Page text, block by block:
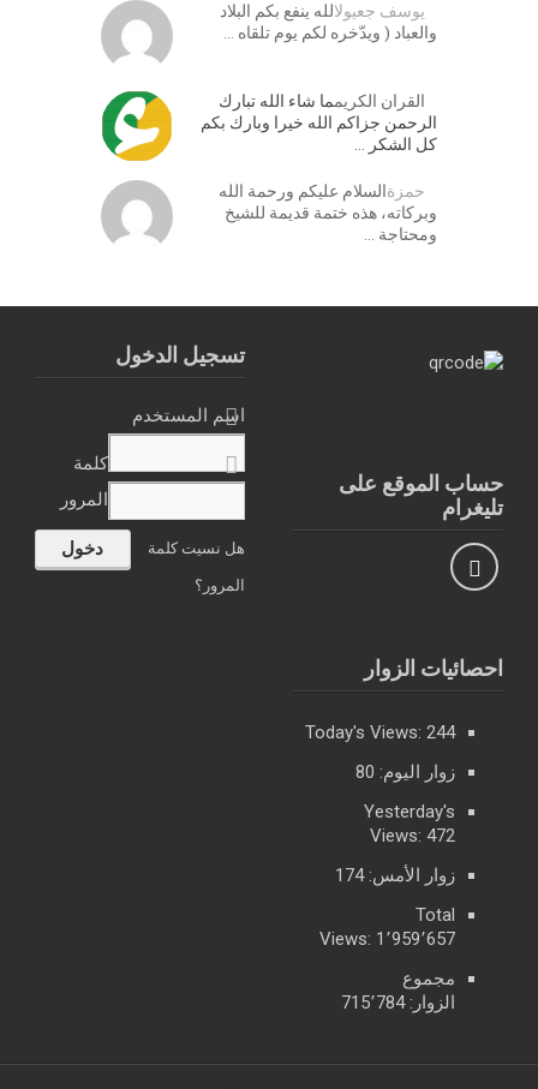
يوسف جعيولالله ينفع بكم البلاد
والعباد ( ويدّخره لكم يوم تلقاه …
القران الكريمما شاء الله تبارك
الرحمن جزاكم الله خيرا وبارك بكم
كل الشكر …
حمزةالسلام عليكم ورحمة الله
وبركاته، هذه ختمة قديمة للشيخ
ومحتاجة …
تسجيل الدخول
اسم المستخدم
كلمة
المرور
هل نسيت كلمة
المرور؟
حساب الموقع على
تليغرام
احصائيات الزوار
Today's Views:244
زوار اليوم: 80
Yesterday's
Views:472
زوار الأمس:174
Total
Views: 1٬959٬657
مجموع
الزوار:715٬784